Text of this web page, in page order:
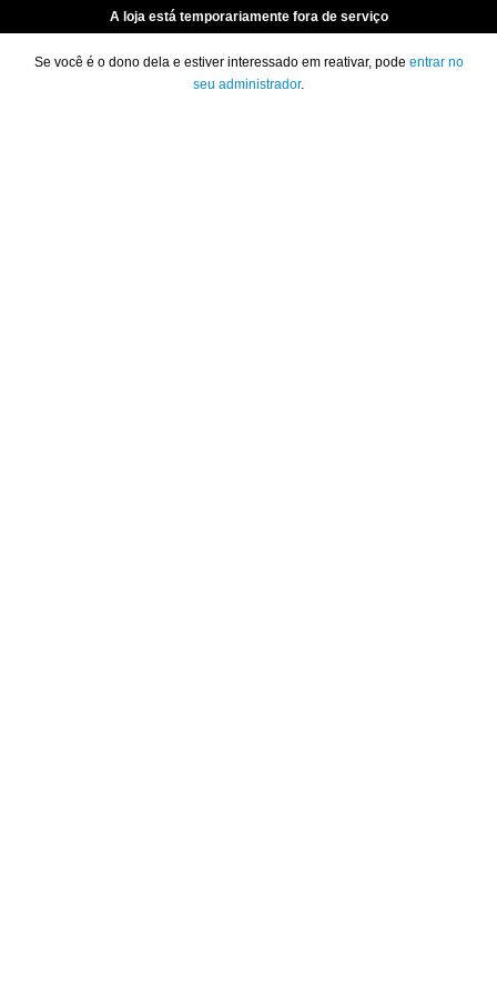
A loja está temporariamente fora de serviço
Se você é o dono dela e estiver interessado em reativar, pode entrar no
seu administrador.